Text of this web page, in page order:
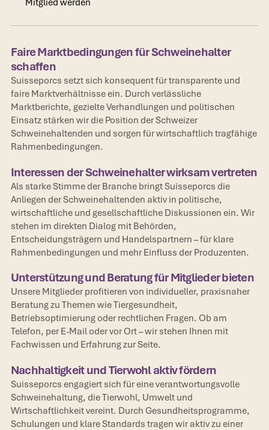
Faire Marktbedingungen für Schweinehalter
schaffen
Suisseporcs setzt sich konsequent für transparente und
faire Marktverhältnisse ein. Durch verlässliche
Marktberichte, gezielte Verhandlungen und politischen
Einsatz stärken wir die Position der Schweizer
Schweinehaltenden und sorgen für wirtschaftlich tragfähige
Rahmenbedingungen.
Interessen der Schweinehalter wirksam vertreten
Als starke Stimme der Branche bringt Suisseporcs die
Anliegen der Schweinehaltenden aktiv in politische,
wirtschaftliche und gesellschaftliche Diskussionen ein. Wir
stehen im direkten Dialog mit Behörden,
Entscheidungsträgern und Handelspartnern – für klare
Rahmenbedingungen und mehr Einfluss der Produzenten.
Unterstützung und Beratung für Mitglieder bieten
Unsere Mitglieder profitieren von individueller, praxisnaher
Beratung zu Themen wie Tiergesundheit,
Betriebsoptimierung oder rechtlichen Fragen. Ob am
Telefon, per E-Mail oder vor Ort – wir stehen Ihnen mit
Fachwissen und Erfahrung zur Seite.
Nachhaltigkeit und Tierwohl aktiv fördern
Suisseporcs engagiert sich für eine verantwortungsvolle
Schweinehaltung, die Tierwohl, Umwelt und
Wirtschaftlichkeit vereint. Durch Gesundheitsprogramme,
Schulungen und klare Standards tragen wir aktiv zu einer